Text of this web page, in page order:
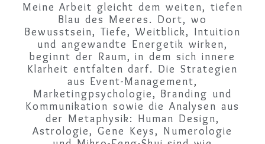
Meine Arbeit gleicht dem weiten, tiefen
Blau des Meeres. Dort, wo
Bewusstsein, Tiefe, Weitblick, Intuition
und angewandte Energetik wirken,
beginnt der Raum, in dem sich innere
Klarheit entfalten darf. Die Strategien
aus Event-Management,
Marketingpsychologie, Branding und
Kommunikation sowie die Analysen aus
der Metaphysik: Human Design,
Astrologie, Gene Keys, Numerologie